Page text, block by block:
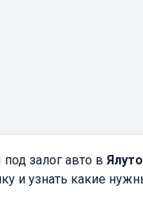
залог авто в
и узнать какие